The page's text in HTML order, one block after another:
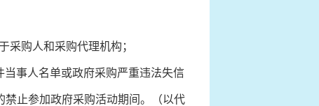
购人和采购代理机构；
事人名单或政府采购严重违法失信
禁止参加政府采购活动期间。（以代